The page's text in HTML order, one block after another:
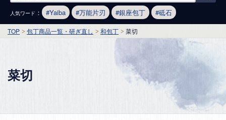
人気ワード ： Yaiba 万能片刃 銀座包丁 砥石
TOP 包丁商品一覧・研ぎ直し 和包丁 菜切
菜切